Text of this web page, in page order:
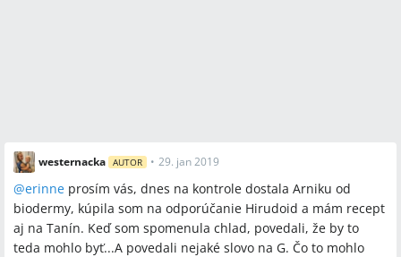
westernacka AUTOR • 29. jan 2019
@erinne prosím vás, dnes na kontrole dostala Arniku od
biodermy, kúpila som na odporúčanie Hirudoid a mám recept
aj na Tanín. Keď som spomenula chlad, povedali, že by to
teda mohlo byť...A povedali nejaké slovo na G. Čo to mohlo